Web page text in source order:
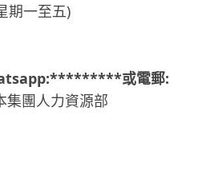
期一至五)
或電郵:
集團人力資源部